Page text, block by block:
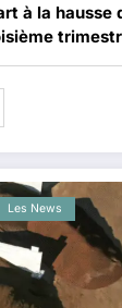
à la hausse
Les News